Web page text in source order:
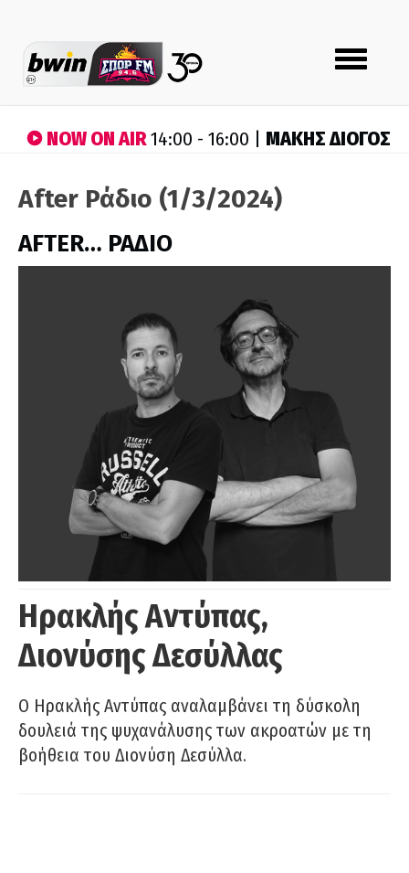
Toggle
navigation
NOW ON AIR14:00 - 16:00 | ΜΑΚΗΣ ΔΙΟΓΟΣ
After Ράδιο (1/3/2024)
AFTER… ΡΑΔΙΟ
Ηρακλής Αντύπας,
Διονύσης Δεσύλλας
Ο Ηρακλής Αντύπας αναλαμβάνει τη δύσκολη
δουλειά της ψυχανάλυσης των ακροατών με τη
βοήθεια του Διονύση Δεσύλλα.